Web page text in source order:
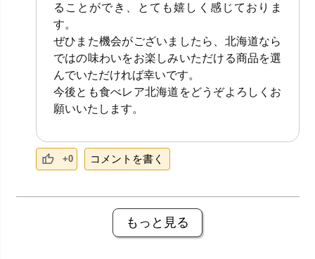
ることができ、とても嬉しく感じておりま
す。
ぜひまた機会がございましたら、北海道なら
ではの味わいをお楽しみいただける商品を選
んでいただければ幸いです。
今後とも食べレア北海道をどうぞよろしくお
願いいたします。
+0 コメントを書く
もっと見る